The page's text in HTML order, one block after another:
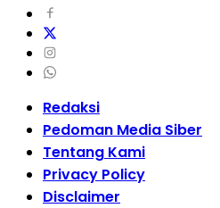
Redaksi
Pedoman Media Siber
Tentang Kami
Privacy Policy
Disclaimer